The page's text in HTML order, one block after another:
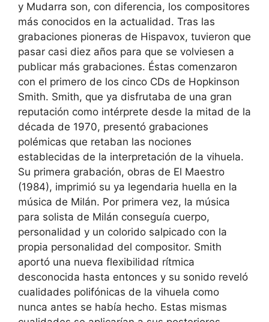
y Mudarra son, con diferencia, los compositores
más conocidos en la actualidad. Tras las
grabaciones pioneras de Hispavox, tuvieron que
pasar casi diez años para que se volviesen a
publicar más grabaciones. Éstas comenzaron
con el primero de los cinco CDs de Hopkinson
Smith. Smith, que ya disfrutaba de una gran
reputación como intérprete desde la mitad de la
década de 1970, presentó grabaciones
polémicas que retaban las nociones
establecidas de la interpretación de la vihuela.
Su primera grabación, obras de El Maestro
(1984), imprimió su ya legendaria huella en la
música de Milán. Por primera vez, la música
para solista de Milán conseguía cuerpo,
personalidad y un colorido salpicado con la
propia personalidad del compositor. Smith
aportó una nueva flexibilidad rítmica
desconocida hasta entonces y su sonido reveló
cualidades polifónicas de la vihuela como
nunca antes se había hecho. Estas mismas